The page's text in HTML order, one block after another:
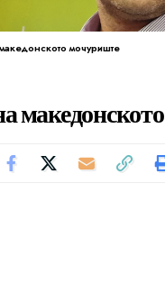
мочуриште
македонското